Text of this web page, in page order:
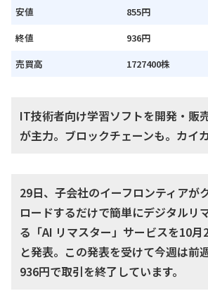
安値
855円
終値
936円
売買高
1727400株
IT技術者向け学習ソフトを開発・販
が主力。ブロックチェーンも。カイカ
29日、子会社のイーフロンティアが
ロードするだけで簡単にデジタルリ
る「AI リマスター」サービスを10月
と発表。この発表を受けて今週は前
936円で取引を終了しています。